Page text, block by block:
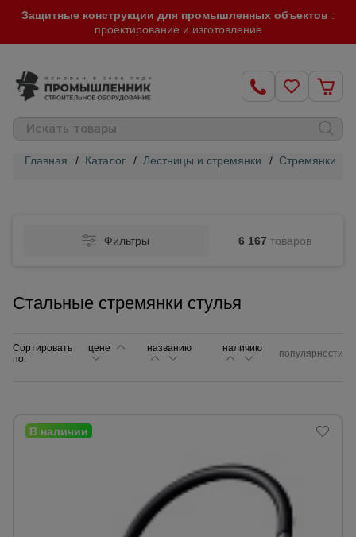
Защитные конструкции для промышленных объектов :
проектирование и изготовление
Главная / Каталог / Лестницы и стремянки / Стремянки
Фильтры 6 167 товаров
Стальные стремянки стулья
Сортировать
по:
цене названию наличию популярности
Строительные
подъемники